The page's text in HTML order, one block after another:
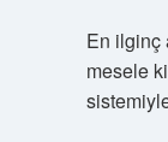
En ilginç
mesele